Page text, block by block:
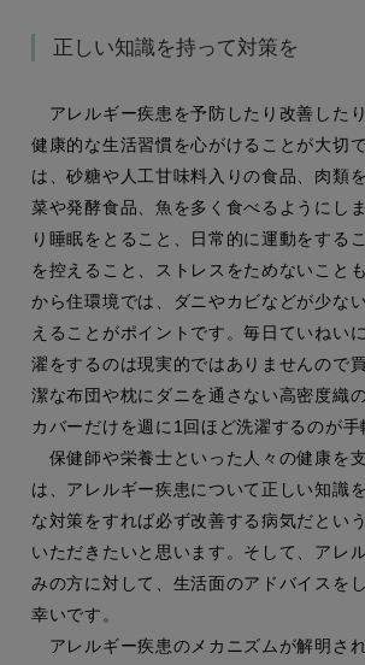
正しい知識を持って対策を
アレルギー疾患を予防したり改善したり
健康的な生活習慣を心がけることが大切
は、砂糖や人工甘味料入りの食品、肉類
菜や発酵食品、魚を多く食べるようにし
り睡眠をとること、日常的に運動をする
を控えること、ストレスをためないこと
から住環境では、ダニやカビなどが少な
えることがポイントです。毎日ていねい
濯をするのは現実的ではありませんので
潔な布団や枕にダニを通さない高密度織
カバーだけを週に1回ほど洗濯するのが手
保健師や栄養士といった人々の健康を
は、アレルギー疾患について正しい知識
な対策をすれば必ず改善する病気だとい
いただきたいと思います。そして、アレ
みの方に対して、生活面のアドバイスを
幸いです。
アレルギー疾患のメカニズムが解明さ